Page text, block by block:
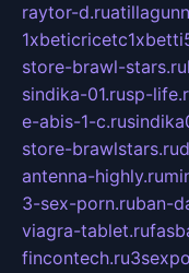
raytor-d.ru
store-brawl-stars.ru
sindika-01.rusp-
e-abis-1-c.ru
store-brawlstars.ru
antenna-highly.ru
3-sex-porn.ruban-
viagra-tablet.ru
fincontech.ru